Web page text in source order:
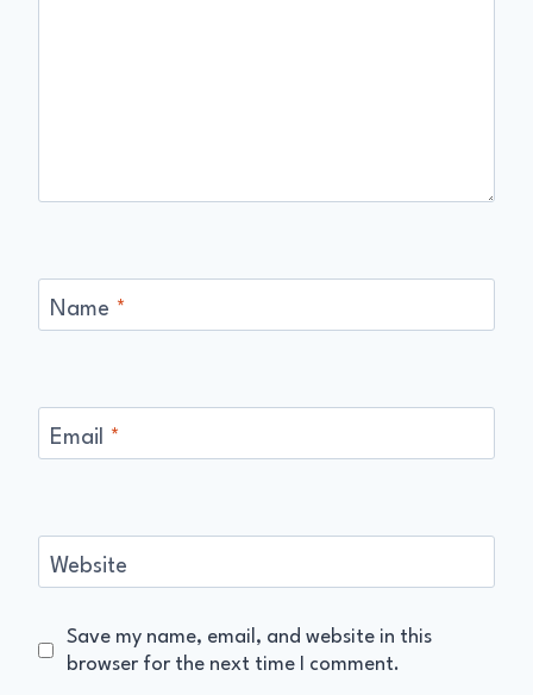
Name *
Email *
Website
Save my name, email, and website in this
browser for the next time I comment.